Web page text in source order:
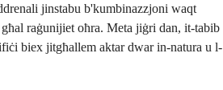
jinstabu b'kumbinazzjoni waqt
raġunijiet oħra. Meta jiġri dan, it-tabib
biex jitgħallem aktar dwar in-natura u l-